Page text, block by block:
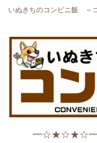
いぬきちのコンビニ飯 ～